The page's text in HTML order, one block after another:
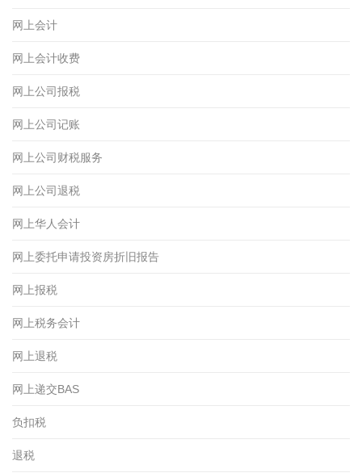
网上会计
网上会计收费
网上公司报税
网上公司记账
网上公司财税服务
网上公司退税
网上华人会计
网上委托申请投资房折旧报告
网上报税
网上税务会计
网上退税
网上递交BAS
负扣税
退税